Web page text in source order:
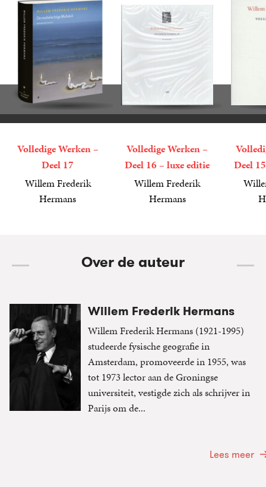
Volledige Werken –
Deel 17
Willem Frederik
Hermans
Volledige Werken –
Deel 16 – luxe editie
Willem Frederik
Hermans
Deel
Over de auteur
Willem Frederik Hermans
Willem Frederik Hermans (1921-1995)
studeerde fysische geografie in
Amsterdam, promoveerde in 1955, was
tot 1973 lector aan de Groningse
universiteit, vestigde zich als schrijver in
Parijs om de...
Lees meer